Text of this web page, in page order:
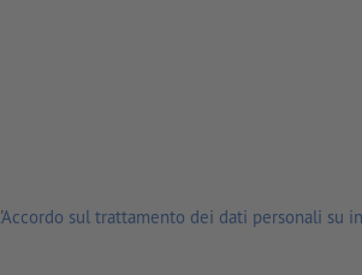
Accordo sul trattamento dei dati personali su